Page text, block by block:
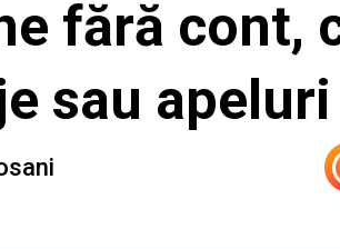
fără cont,
sau apeluri